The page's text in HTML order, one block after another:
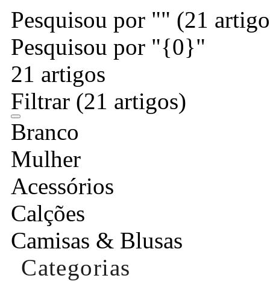
Pesquisou por "" (21
Pesquisou por "{0}"
21 artigos
Filtrar (21 artigos)
Branco
Mulher
Acessórios
Calções
Camisas & Blusas
Categorias